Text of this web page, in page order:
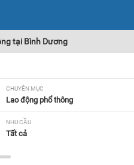
tại Bình Dương
CHUYÊN MỤC
Lao động phổ thông
NHU CẦU
Tất cả